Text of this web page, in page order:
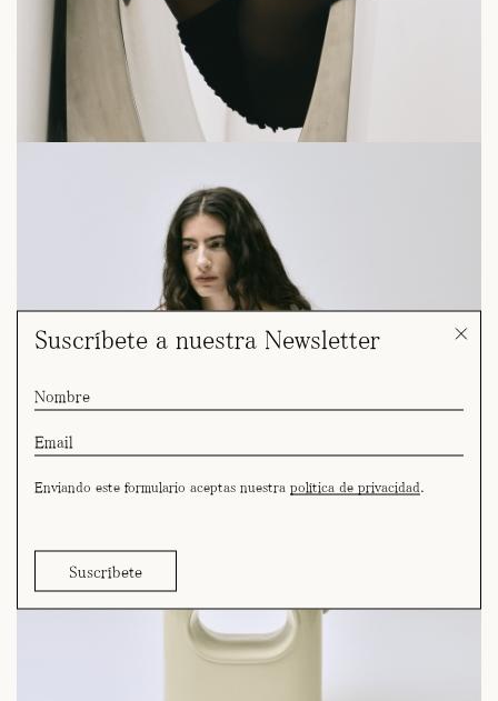
Suscríbete a nuestra Newsletter
Enviando este formulario aceptas nuestra política de privacidad